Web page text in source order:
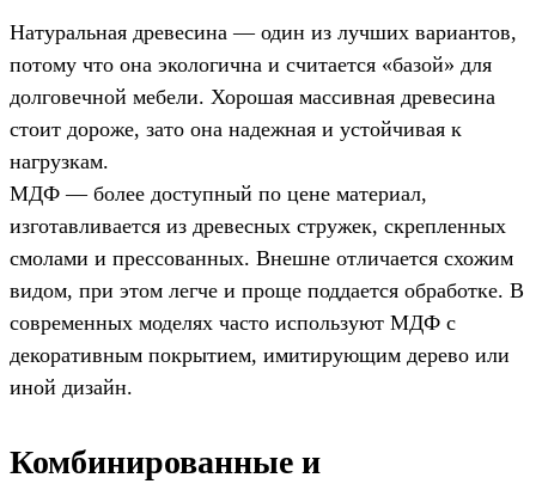
Натуральная древесина — один из лучших вариантов,
потому что она экологична и считается «базой» для
долговечной мебели. Хорошая массивная древесина
стоит дороже, зато она надежная и устойчивая к
нагрузкам.
МДФ — более доступный по цене материал,
изготавливается из древесных стружек, скрепленных
смолами и прессованных. Внешне отличается схожим
видом, при этом легче и проще поддается обработке. В
современных моделях часто используют МДФ с
декоративным покрытием, имитирующим дерево или
иной дизайн.
Комбинированные и